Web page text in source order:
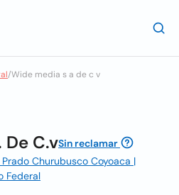
/Wide media s a de c v
C.vSin reclamar
Churubusco Coyoaca |
Federal